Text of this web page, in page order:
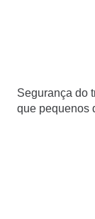
Segurança do
que pequenos